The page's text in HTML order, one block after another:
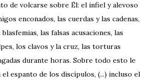
de volcarse sobre Él: el infiel y alevoso
enconados, las cuerdas y las cadenas,
las falsas acusaciones, las
los clavos y la cruz, las torturas
durante horas. Sobre todo esto le
el espanto de los discípulos, (...) incluso el